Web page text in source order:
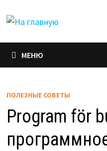
МЕНЮ
ПОЛЕЗНЫЕ СОВЕТЫ
Program för